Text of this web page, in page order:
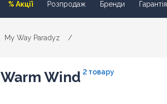
% Акції Розпродаж Бренди Гарантія
My Way Paradyz /
Warm Wind 2 товару